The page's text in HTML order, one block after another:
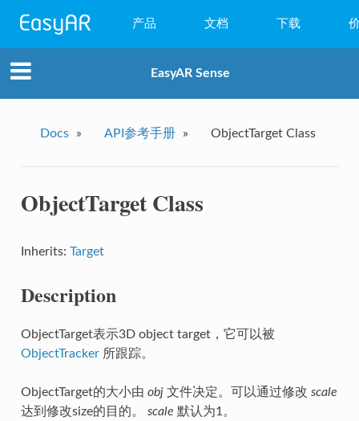
产品
小程序AR
EasyAR Mega
EasyAR CRS
文档 下载
EasyAR Sense
Docs » API参考手册 » ObjectTarget Class
ObjectTarget Class
Inherits: Target
Description
ObjectTarget表示3D object target，它可以被
ObjectTracker所跟踪。
ObjectTarget的大小由 obj文件决定。可以通过修改 scale
达到修改size的目的。 scale 默认为1。